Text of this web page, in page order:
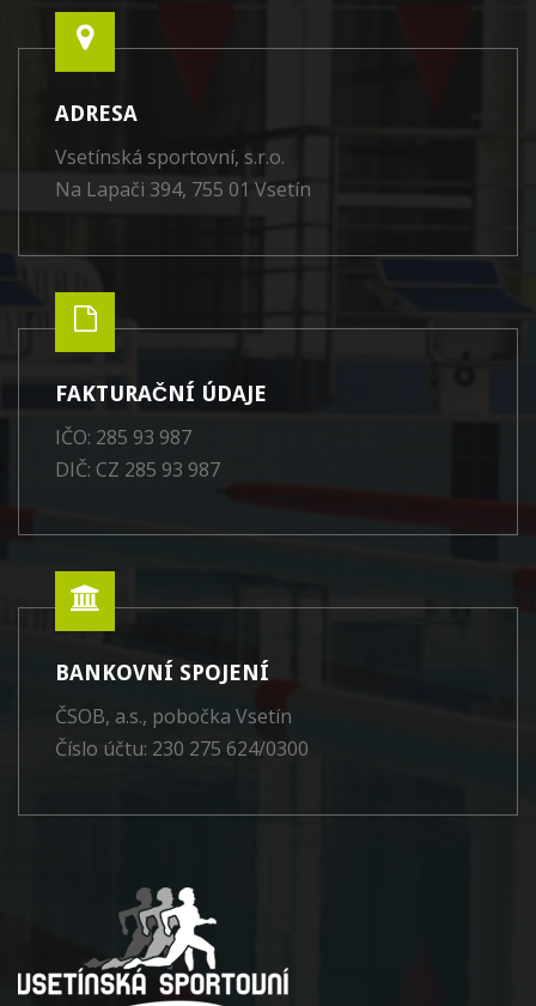
ADRESA
Vsetínská sportovní, s.r.o.
Na Lapači 394, 755 01 Vsetín
FAKTURAČNÍ ÚDAJE
IČO: 285 93 987
DIČ: CZ 285 93 987
BANKOVNÍ SPOJENÍ
ČSOB, a.s., pobočka Vsetín
Číslo účtu: 230 275 624/0300